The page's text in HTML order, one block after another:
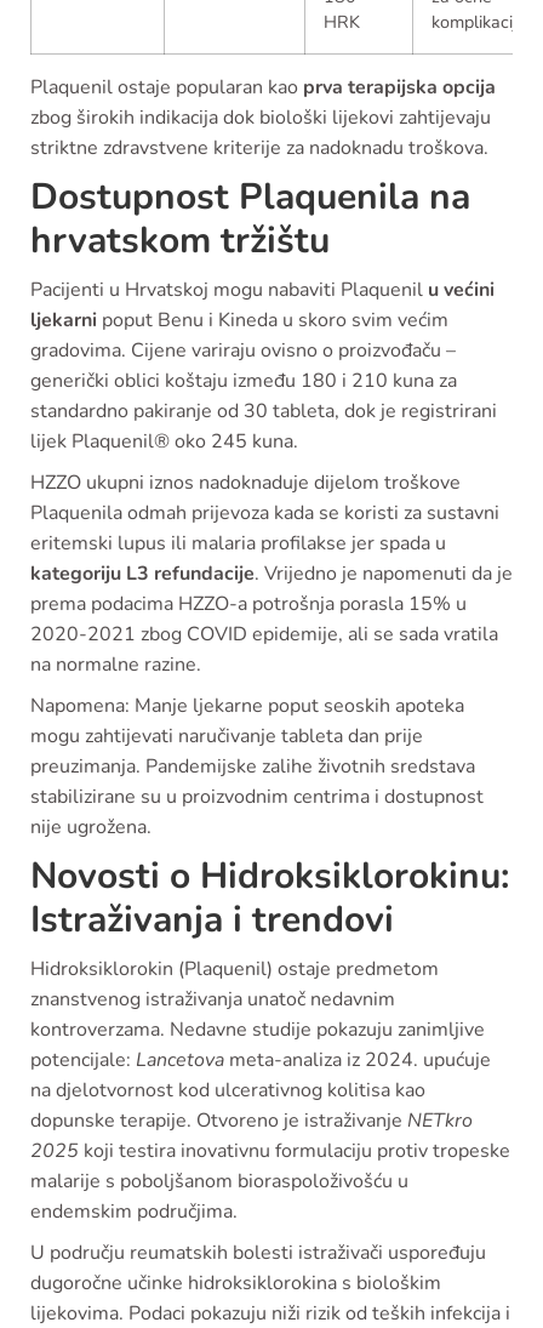
HRK
komplikacije
Plaquenil ostaje popularan kao prva terapijska opcija
zbog širokih indikacija dok biološki lijekovi zahtijevaju
striktne zdravstvene kriterije za nadoknadu troškova.
Dostupnost Plaquenila na
hrvatskom tržištu
Pacijenti u Hrvatskoj mogu nabaviti Plaquenil u većini
ljekarni poput Benu i Kineda u skoro svim većim
gradovima. Cijene variraju ovisno o proizvođaču –
generički oblici koštaju između 180 i 210 kuna za
standardno pakiranje od 30 tableta, dok je registrirani
lijek Plaquenil® oko 245 kuna.
HZZO ukupni iznos nadoknaduje dijelom troškove
Plaquenila odmah prijevoza kada se koristi za sustavni
eritemski lupus ili malaria profilakse jer spada u
kategoriju L3 refundacije. Vrijedno je napomenuti da je
prema podacima HZZO-a potrošnja porasla 15% u
2020-2021 zbog COVID epidemije, ali se sada vratila
na normalne razine.
Napomena: Manje ljekarne poput seoskih apoteka
mogu zahtijevati naručivanje tableta dan prije
preuzimanja. Pandemijske zalihe životnih sredstava
stabilizirane su u proizvodnim centrima i dostupnost
nije ugrožena.
Novosti o Hidroksiklorokinu:
Istraživanja i trendovi
Hidroksiklorokin (Plaquenil) ostaje predmetom
znanstvenog istraživanja unatoč nedavnim
kontroverzama. Nedavne studije pokazuju zanimljive
potencijale: Lancetova meta-analiza iz 2024. upućuje
na djelotvornost kod ulcerativnog kolitisa kao
dopunske terapije. Otvoreno je istraživanje NETkro
2025 koji testira inovativnu formulaciju protiv tropeske
malarije s poboljšanom bioraspoloživošću u
endemskim područjima.
U području reumatskih bolesti istraživači uspoređuju
dugoročne učinke hidroksiklorokina s biološkim
lijekovima. Podaci pokazuju niži rizik od teških infekcija i